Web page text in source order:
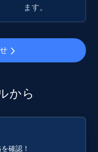
Seller rating,
category, and
ます。
から
確認！